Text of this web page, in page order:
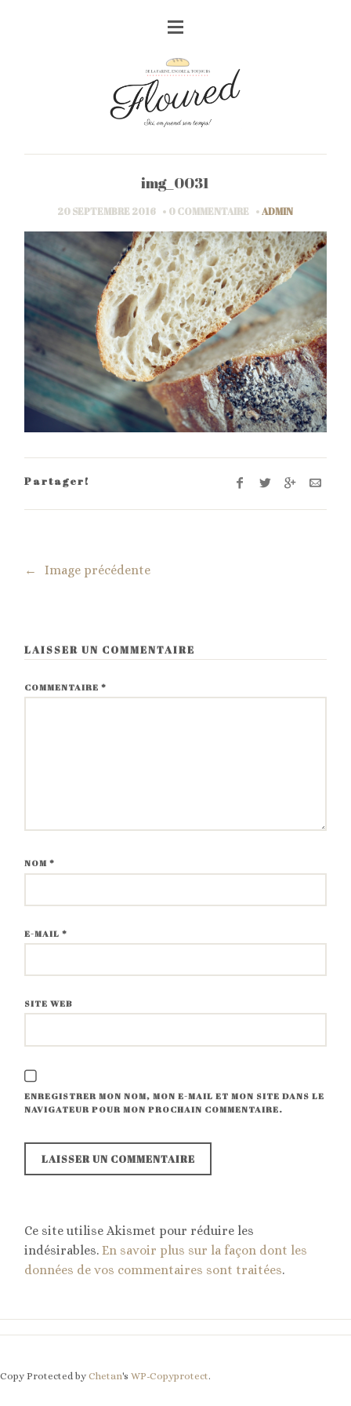
img_0031
20 SEPTEMBRE 2016 0 COMMENTAIRE ADMIN
Partager!
← Image précédente
LAISSER UN COMMENTAIRE
COMMENTAIRE*
NOM*
E-MAIL*
SITE WEB
ENREGISTRER MON NOM, MON E-MAIL ET MON SITE DANS LE
NAVIGATEUR POUR MON PROCHAIN COMMENTAIRE.
Ce site utilise Akismet pour réduire les
indésirables.En savoir plus sur la façon dont les
données de vos commentaires sont traitées.
Copy Protected by Chetan's WP-Copyprotect.